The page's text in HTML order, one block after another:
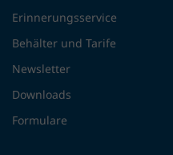
Erinnerungsservice
Behälter und Tarife
Newsletter
Downloads
Formulare